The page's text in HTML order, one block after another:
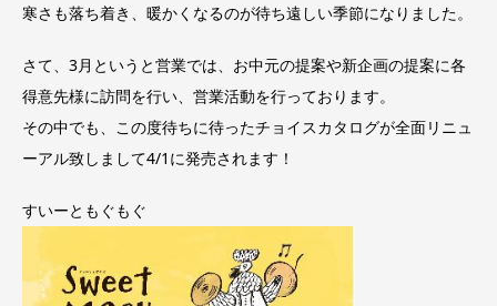
寒さも落ち着き、暖かくなるのが待ち遠しい季節になりました。
さて、3月というと営業では、お中元の提案や新企画の提案に各
得意先様に訪問を行い、営業活動を行っております。
その中でも、この度待ちに待ったチョイスカタログが全面リニュ
ーアル致しまして4/1に発売されます！
すいーともぐもぐ